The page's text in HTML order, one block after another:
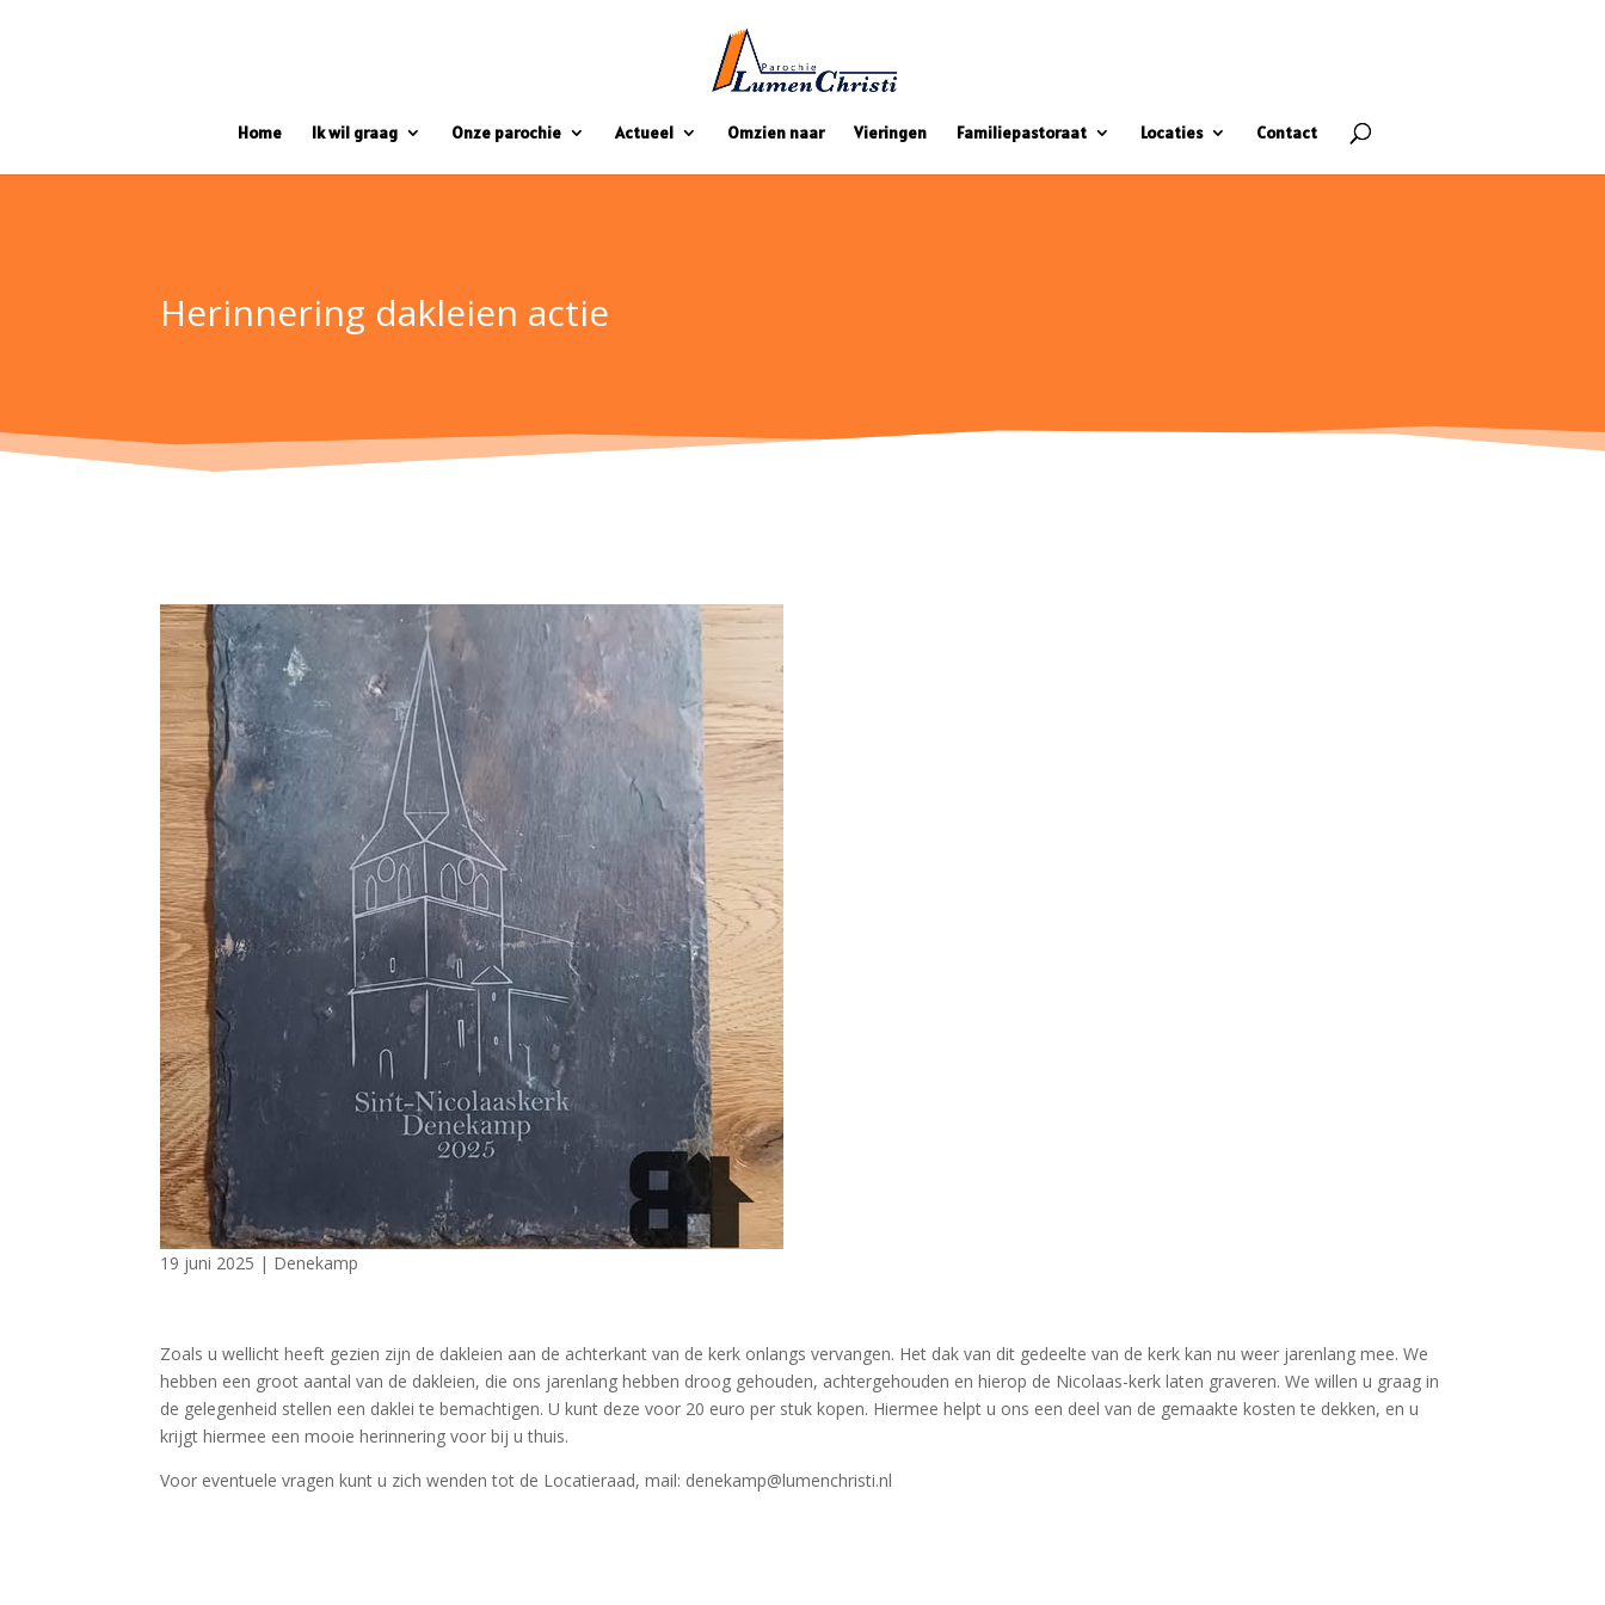
Home Ik wil graag Onze parochie Actueel Omzien naar Vieringen Familiepastoraat Locaties Contact
Herinnering dakleien actie
19 juni 2025 | Denekamp
Zoals u wellicht heeft gezien zijn de dakleien aan de achterkant van de kerk onlangs vervangen. Het dak van dit gedeelte van de kerk kan nu weer jarenlang mee. We
hebben een groot aantal van de dakleien, die ons jarenlang hebben droog gehouden, achtergehouden en hierop de Nicolaas-kerk laten graveren. We willen u graag in
de gelegenheid stellen een daklei te bemachtigen. U kunt deze voor 20 euro per stuk kopen. Hiermee helpt u ons een deel van de gemaakte kosten te dekken, en u
krijgt hiermee een mooie herinnering voor bij u thuis.
Voor eventuele vragen kunt u zich wenden tot de Locatieraad, mail: denekamp@lumenchristi.nl